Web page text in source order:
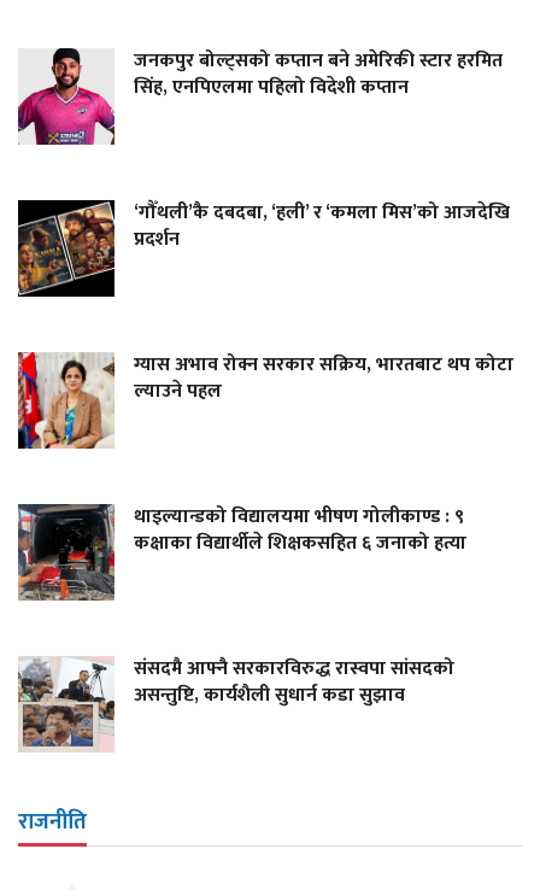
जनकपुर बोल्ट्सको कप्तान बने अमेरिकी स्टार हरमित
सिंह, एनपिएलमा पहिलो विदेशी कप्तान
‘गौँथली’कै दबदबा, ‘हली’ र ‘कमला मिस’को आजदेखि
प्रदर्शन
ग्यास अभाव रोक्न सरकार सक्रिय, भारतबाट थप कोटा
ल्याउने पहल
थाइल्यान्डको विद्यालयमा भीषण गोलीकाण्ड : ९
कक्षाका विद्यार्थीले शिक्षकसहित ६ जनाको हत्या
संसदमै आफ्नै सरकारविरुद्ध रास्वपा सांसदको
असन्तुष्टि, कार्यशैली सुधार्न कडा सुझाव
राजनीति